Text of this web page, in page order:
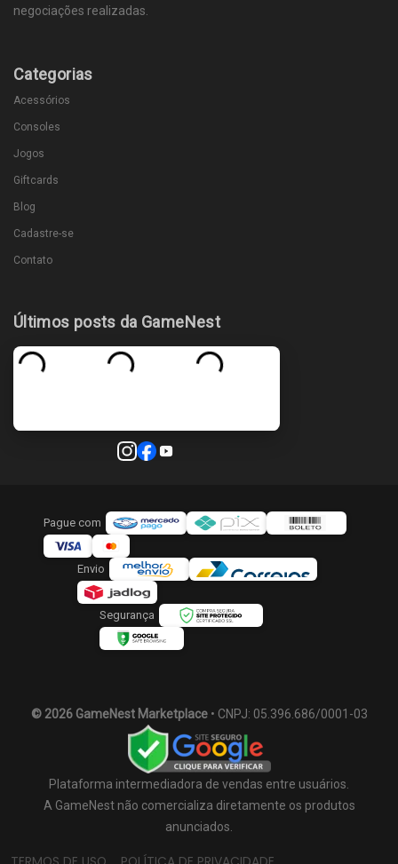
negociações realizadas.
Categorias
Acessórios
Consoles
Jogos
Giftcards
Blog
Cadastre-se
Contato
Últimos posts da GameNest
Pague com
Envio
Segurança
© 2026 GameNest Marketplace• CNPJ: 05.396.686/0001-03
Plataforma intermediadora de vendas entre usuários.
A GameNest não comercializa diretamente os produtos
anunciados.